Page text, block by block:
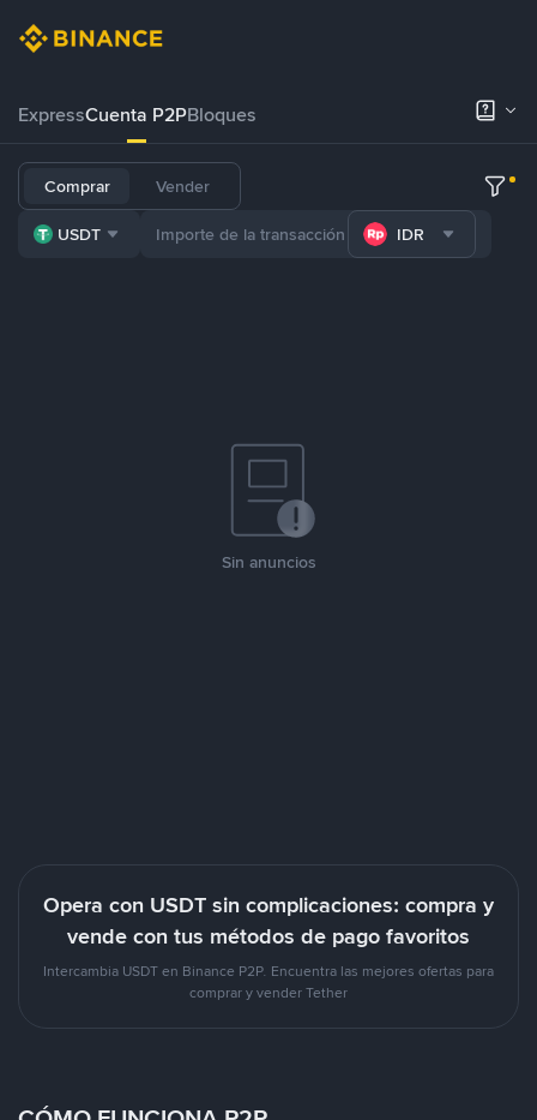
ExpressCuenta P2PBloques
Comprar Vender
USDT IDR
Sin anuncios
Opera con USDT sin complicaciones: compra y
vende con tus métodos de pago favoritos
Intercambia USDT en Binance P2P. Encuentra las mejores ofertas para
comprar y vender Tether